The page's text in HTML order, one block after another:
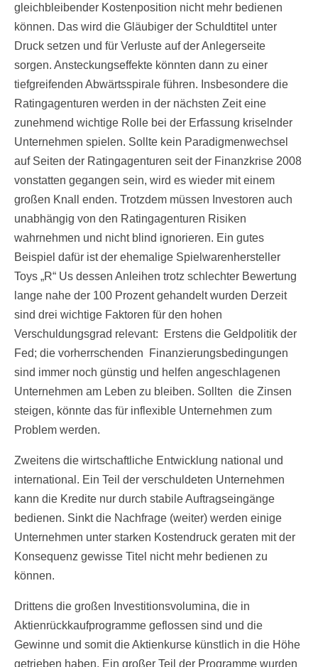
gleichbleibender Kostenposition nicht mehr bedienen
können. Das wird die Gläubiger der Schuldtitel unter
Druck setzen und für Verluste auf der Anlegerseite
sorgen. Ansteckungseffekte könnten dann zu einer
tiefgreifenden Abwärtsspirale führen. Insbesondere die
Ratingagenturen werden in der nächsten Zeit eine
zunehmend wichtige Rolle bei der Erfassung kriselnder
Unternehmen spielen. Sollte kein Paradigmenwechsel
auf Seiten der Ratingagenturen seit der Finanzkrise 2008
vonstatten gegangen sein, wird es wieder mit einem
großen Knall enden. Trotzdem müssen Investoren auch
unabhängig von den Ratingagenturen Risiken
wahrnehmen und nicht blind ignorieren. Ein gutes
Beispiel dafür ist der ehemalige Spielwarenhersteller
Toys „R“ Us dessen Anleihen trotz schlechter Bewertung
lange nahe der 100 Prozent gehandelt wurden Derzeit
sind drei wichtige Faktoren für den hohen
Verschuldungsgrad relevant: Erstens die Geldpolitik der
Fed; die vorherrschenden Finanzierungsbedingungen
sind immer noch günstig und helfen angeschlagenen
Unternehmen am Leben zu bleiben. Sollten die Zinsen
steigen, könnte das für inflexible Unternehmen zum
Problem werden.
Zweitens die wirtschaftliche Entwicklung national und
international. Ein Teil der verschuldeten Unternehmen
kann die Kredite nur durch stabile Auftragseingänge
bedienen. Sinkt die Nachfrage (weiter) werden einige
Unternehmen unter starken Kostendruck geraten mit der
Konsequenz gewisse Titel nicht mehr bedienen zu
können.
Drittens die großen Investitionsvolumina, die in
Aktienrückkaufprogramme geflossen sind und die
Gewinne und somit die Aktienkurse künstlich in die Höhe
getrieben haben. Ein großer Teil der Programme wurden